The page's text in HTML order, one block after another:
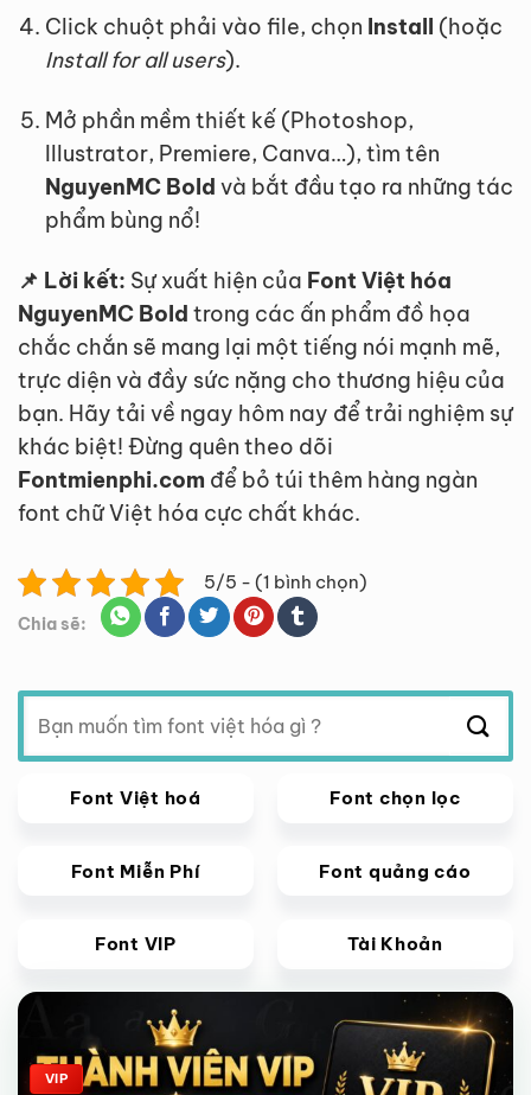
Click chuột phải vào file, chọn Install (hoặc
Install for all users).
Mở phần mềm thiết kế (Photoshop,
Illustrator, Premiere, Canva…), tìm tên
NguyenMC Bold và bắt đầu tạo ra những tác
phẩm bùng nổ!
📌 Lời kết: Sự xuất hiện của Font Việt hóa
NguyenMC Bold trong các ấn phẩm đồ họa
chắc chắn sẽ mang lại một tiếng nói mạnh mẽ,
trực diện và đầy sức nặng cho thương hiệu của
bạn. Hãy tải về ngay hôm nay để trải nghiệm sự
khác biệt! Đừng quên theo dõi
Fontmienphi.com để bỏ túi thêm hàng ngàn
font chữ Việt hóa cực chất khác.
5/5 - (1 bình chọn)
Chia sẽ:
Tìm
kiếm:
Font Việt hoá Font chọn lọc
Font Miễn Phí Font quảng cáo
Font VIP Tài Khoản
Giảm giá!
VIP